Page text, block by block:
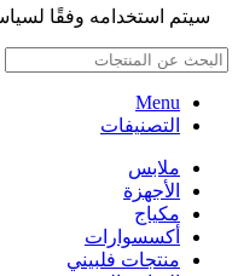
سيتم استخدامه وفقًا
Menu
التصنيفات
ملابس
الأجهزة
مكياج
أكسسوارات
منتجات فلبيني